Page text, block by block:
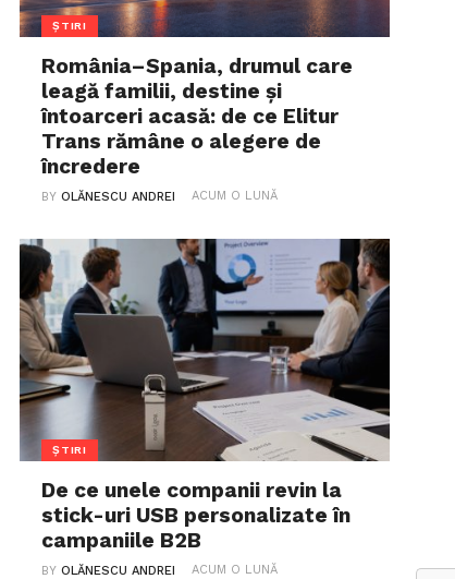
ȘTIRI
România–Spania, drumul care
leagă familii, destine și
întoarceri acasă: de ce Elitur
Trans rămâne o alegere de
încredere
BYOLĂNESCU ANDREI ACUM O LUNĂ
ȘTIRI
De ce unele companii revin la
stick-uri USB personalizate în
campaniile B2B
BYOLĂNESCU ANDREI ACUM O LUNĂ